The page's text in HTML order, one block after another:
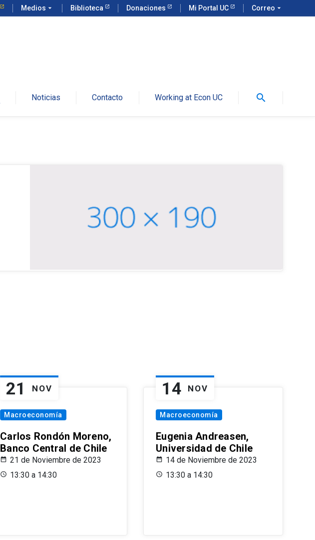
Medios arrow_drop_down Biblioteca Donaciones Mi Portal UC Correo arrow_drop_down
Noticias Contacto Working at Econ UC search
21 NOV
Macroeconomía
Carlos Rondón Moreno,
Banco Central de Chile
21 de Noviembre de 2023
13:30 a 14:30
14 NOV
Macroeconomía
Eugenia Andreasen,
Universidad de Chile
14 de Noviembre de 2023
13:30 a 14:30